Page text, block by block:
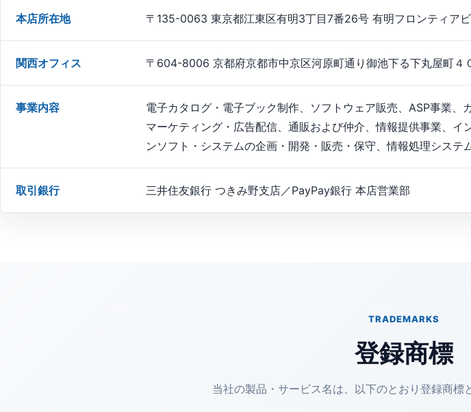
本店所在地 〒135-0063 東京都江東区有明3丁目7番26号 有明フロンティア
関西オフィス 〒604-8006 京都府京都市中京区河原町通り御池下る下丸屋町４
事業内容
電子カタログ・電子ブック制作、ソフトウェア販売、ASP事業
マーケティング・広告配信、通販および仲介、情報提供事業、
ンソフト・システムの企画・開発・販売・保守、情報処理システ
取引銀行 三井住友銀行 つきみ野支店／PayPay銀行 本店営業部
TRADEMARKS
登録商標
当社の製品・サービス名は、以下のとおり登録商標